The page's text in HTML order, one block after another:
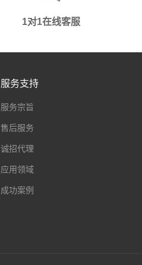
1对1在线客服
服务支持
服务宗旨
售后服务
诚招代理
应用领域
成功案例